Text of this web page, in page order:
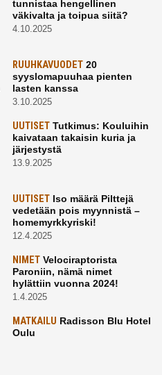
tunnistaa hengellinen
väkivalta ja toipua siitä?
4.10.2025
RUUHKAVUODET20
syyslomapuuhaa pienten
lasten kanssa
3.10.2025
UUTISETTutkimus: Kouluihin
kaivataan takaisin kuria ja
järjestystä
13.9.2025
UUTISETIso määrä Pilttejä
vedetään pois myynnistä –
homemyrkkyriski!
12.4.2025
NIMETVelociraptorista
Paroniin, nämä nimet
hylättiin vuonna 2024!
1.4.2025
MATKAILU Radisson Blu Hotel
Oulu